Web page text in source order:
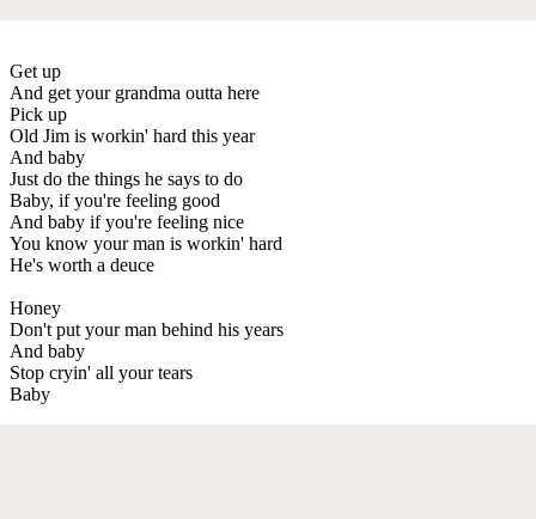
Get up
And get your grandma outta here
Pick up
Old Jim is workin' hard this year
And baby
Just do the things he says to do
Baby, if you're feeling good
And baby if you're feeling nice
You know your man is workin' hard
He's worth a deuce
Honey
Don't put your man behind his years
And baby
Stop cryin' all your tears
Baby